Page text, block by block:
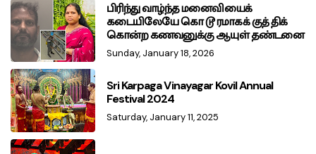
பிரிந்து வாழ்ந்த மனைவியைக்
கடையிலேயே கொ டூ ரமாகக் குத் திக்
கொன்ற கணவனுக்கு ஆயுள் தண்டனை
Sunday, January 18, 2026
Sri Karpaga Vinayagar Kovil Annual
Festival 2024
Saturday, January 11, 2025